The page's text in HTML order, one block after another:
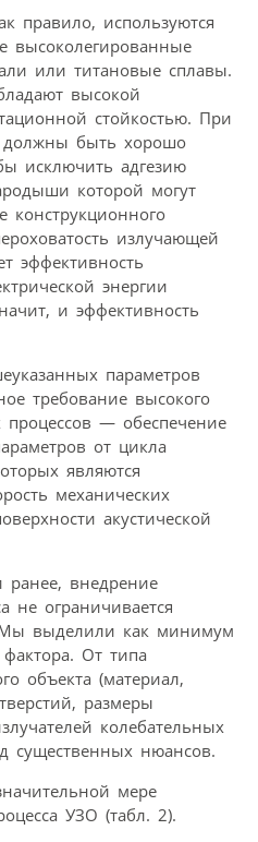
правило, используются
высоколегированные
или титановые сплавы.
высокой
стойкостью. При
должны быть хорошо
исключить адгезию
которой могут
конструкционного
излучающей
эффективность
энергии
и эффективность
параметров
требование высокого
процессов — обеспечение
от цикла
являются
механических
акустической
внедрение
не ограничивается
выделили как минимум
От типа
объекта (материал,
размеры
колебательных
существенных нюансов.
мере
УЗО (табл. 2).